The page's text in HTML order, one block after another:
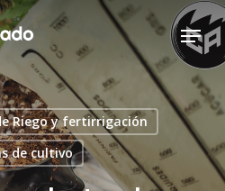
Menú
Riego y fertirrigación
de cultivo